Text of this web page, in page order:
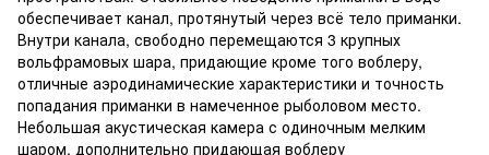
обеспечивает канал, протянутый через всё тело приманки.
Внутри канала, свободно перемещаются 3 крупных
вольфрамовых шара, придающие кроме того воблеру,
отличные аэродинамические характеристики и точность
попадания приманки в намеченное рыболовом место.
Небольшая акустическая камера с одиночным мелким
шаром, дополнительно придающая воблеру